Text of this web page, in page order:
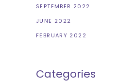
SEPTEMBER 2022
JUNE 2022
FEBRUARY 2022
Categories